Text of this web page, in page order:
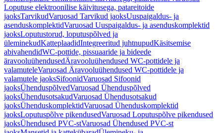
Loputuse elektroonilise käivitusega, patareitoide
jaoksTarvikudVaruosad Tarvikud jaoksUuspaigaldus- ja
asenduskomplektidVaruosad Uuspaigaldus- ja asenduskomplektid
jaoksLoputustorud, loputuspõlved ja
üleminekudKatteplaadidIntegreeritud juhtnupudKäsitsemise
abivahendidWC-pottide, pissuaaride ja bideede
äravooluühendusedÄravooluühendused WC-pottidele ja
valamuteleVaruosad Äravooluühendused WC-pottidele ja
valamutele jaoksSifoonidVaruosad Sifoonid
jaoksÜhenduspõlvedVaruosad Ühenduspõlved
jaoksÜhendusotsakudVaruosad Ühendusotsakud
jaoksÜhenduskomplektidVaruosad Ühenduskomplektid
jaoksLoputuspõlve pikendusedVaruosad Loputuspõlve pikendused
jaoksÜhendused PVC-stVaruosad Ühendused PVC-st